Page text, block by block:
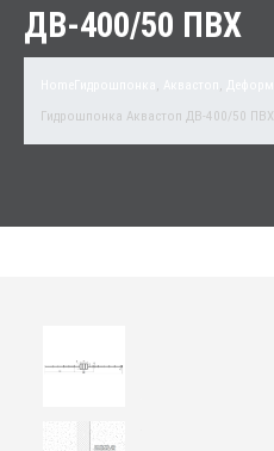
ДВ-400/50 ПВХ
, ,
Гидрошпонка Аквастоп ДВ-400/50 ПВХ